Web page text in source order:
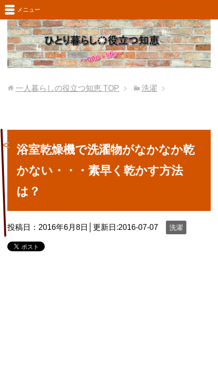
メニュー
一人暮らしの役立つ知恵 TOP 洗濯
浴室乾燥機で洗濯物がなかなか乾
かない・・・素早く乾かす方法
は？
投稿日：2016年6月8日│更新日:2016-07-07 洗濯